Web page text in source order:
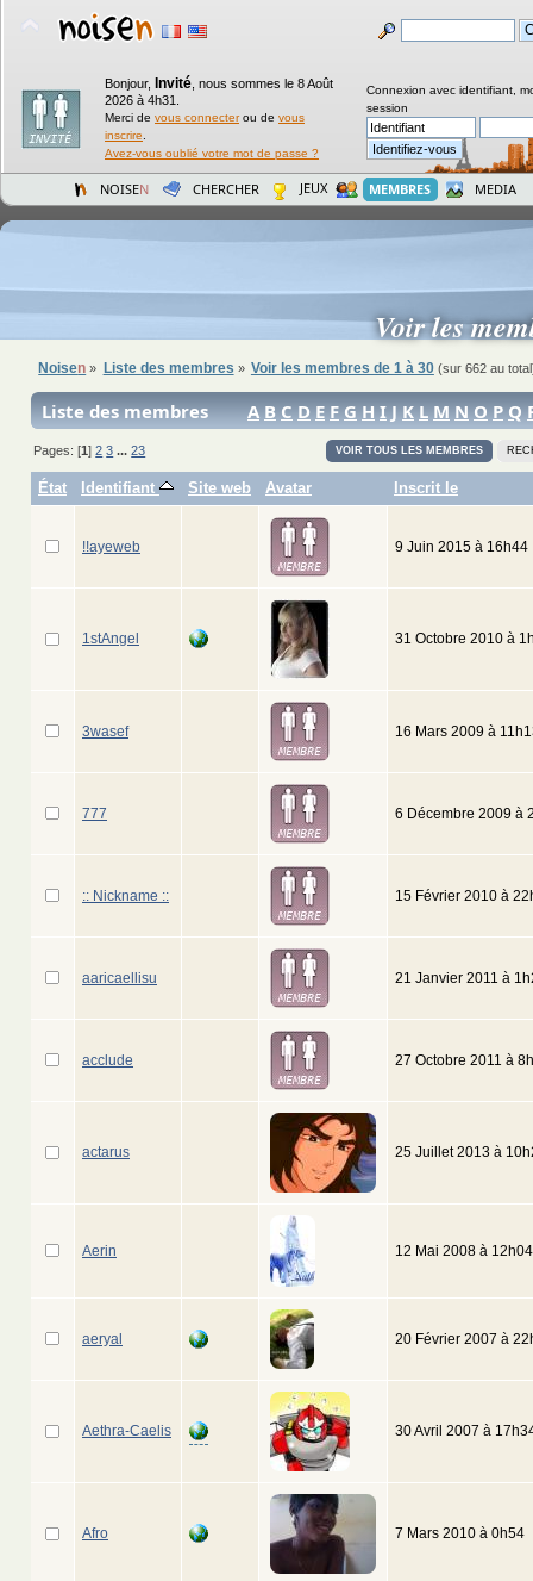
Bonjour, Invité nous sommes le 8 Août
2026 à 4h31.
Merci de vous connecterou de vous
inscrire
Avez-vous oublié votre mot de passe ?
Connexion avec identifiant,
session
NOISEN CHERCHER JEUX MEMBRES MEDIA
Voir les
Noisen » Liste des membres » Voir les membres de 1 à 30(sur 662 au
Liste des membres A B C D E F G H I J K L M N O P Q
VOIR TOUS LES MEMBRES
Pages: [1]2 3 ...23
État Identifiant Site web Avatar Inscrit le
!!ayeweb 9 Juin 2015 à 16h44
1stAngel 31 Octobre 2010 à
3wasef 16 Mars 2009 à
777 6 Décembre 2009 à
:: Nickname :: 15 Février 2010 à
aaricaellisu 21 Janvier 2011 à
acclude 27 Octobre 2011 à
actarus 25 Juillet 2013 à
Aerin 12 Mai 2008 à 12h04
aeryal 20 Février 2007 à
Aethra-Caelis 30 Avril 2007 à
Afro 7 Mars 2010 à 0h54